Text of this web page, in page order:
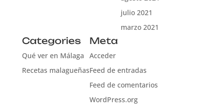
julio 2021
marzo 2021
Categories
Qué ver en Málaga
Recetas malagueñas
Meta
Acceder
Feed de entradas
Feed de comentarios
WordPress.org